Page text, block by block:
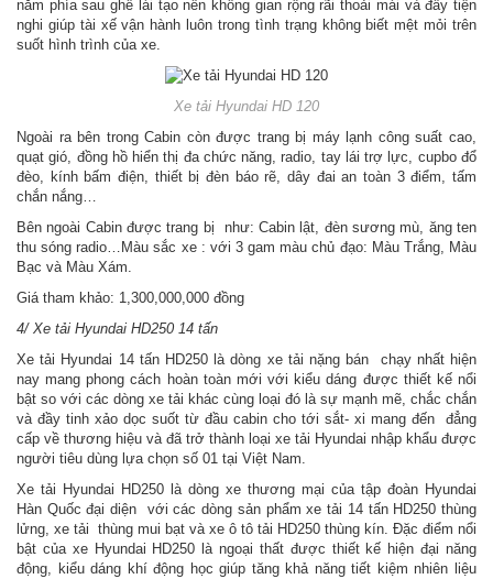
nằm phía sau ghế lái tạo nên không gian rộng rãi thoải mái và đầy tiện
nghi giúp tài xế vận hành luôn trong tình trạng không biết mệt mỏi trên
suốt hình trình của xe.
Xe tải Hyundai HD 120
Ngoài ra bên trong Cabin còn được trang bị máy lạnh công suất cao,
quạt gió, đồng hồ hiển thị đa chức năng, radio, tay lái trợ lực, cupbo đổ
đèo, kính bấm điện, thiết bị đèn báo rẽ, dây đai an toàn 3 điểm, tấm
chắn nắng…
Bên ngoài Cabin được trang bị như: Cabin lật, đèn sương mù, ăng ten
thu sóng radio…Màu sắc xe : với 3 gam màu chủ đạo: Màu Trắng, Màu
Bạc và Màu Xám.
Giá tham khảo: 1,300,000,000 đồng
4/ Xe tải Hyundai HD250 14 tấn
Xe tải Hyundai 14 tấn HD250 là dòng xe tải nặng bán chạy nhất hiện
nay mang phong cách hoàn toàn mới với kiểu dáng được thiết kế nổi
bật so với các dòng xe tải khác cùng loại đó là sự mạnh mẽ, chắc chắn
và đầy tinh xảo dọc suốt từ đầu cabin cho tới sắt- xi mang đến đẳng
cấp về thương hiệu và đã trở thành loại xe tải Hyundai nhập khẩu được
người tiêu dùng lựa chọn số 01 tại Việt Nam.
Xe tải Hyundai HD250 là dòng xe thương mại của tập đoàn Hyundai
Hàn Quốc đại diện với các dòng sản phẩm xe tải 14 tấn HD250 thùng
lửng, xe tải thùng mui bạt và xe ô tô tải HD250 thùng kín. Đặc điểm nổi
bật của xe Hyundai HD250 là ngoại thất được thiết kế hiện đại năng
động, kiểu dáng khí động học giúp tăng khả năng tiết kiệm nhiên liệu